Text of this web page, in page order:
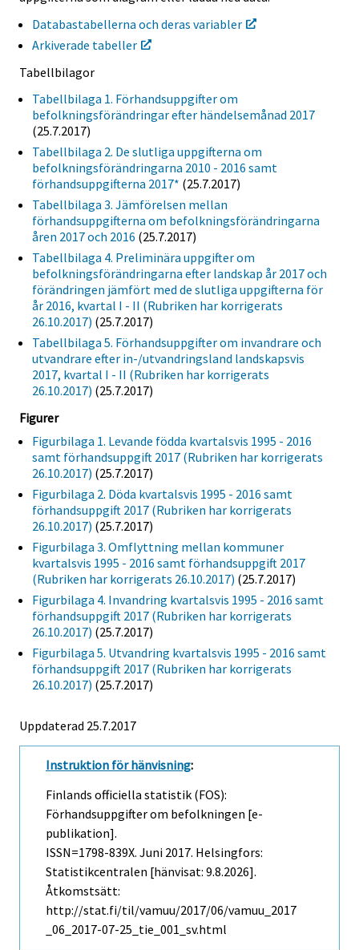
Databastabellerna och deras variabler
Arkiverade tabeller
Tabellbilagor
Tabellbilaga 1. Förhandsuppgifter om
befolkningsförändringar efter händelsemånad 2017
(25.7.2017)
Tabellbilaga 2. De slutliga uppgifterna om
befolkningsförändringarna 2010 - 2016 samt
förhandsuppgifterna 2017* (25.7.2017)
Tabellbilaga 3. Jämförelsen mellan
förhandsuppgifterna om befolkningsförändringarna
åren 2017 och 2016 (25.7.2017)
Tabellbilaga 4. Preliminära uppgifter om
befolkningsförändringarna efter landskap år 2017 och
förändringen jämfört med de slutliga uppgifterna för
år 2016, kvartal I - II (Rubriken har korrigerats
26.10.2017) (25.7.2017)
Tabellbilaga 5. Förhandsuppgifter om invandrare och
utvandrare efter in-/utvandringsland landskapsvis
2017, kvartal I - II (Rubriken har korrigerats
26.10.2017) (25.7.2017)
Figurer
Figurbilaga 1. Levande födda kvartalsvis 1995 - 2016
samt förhandsuppgift 2017 (Rubriken har korrigerats
26.10.2017) (25.7.2017)
Figurbilaga 2. Döda kvartalsvis 1995 - 2016 samt
förhandsuppgift 2017 (Rubriken har korrigerats
26.10.2017) (25.7.2017)
Figurbilaga 3. Omflyttning mellan kommuner
kvartalsvis 1995 - 2016 samt förhandsuppgift 2017
(Rubriken har korrigerats 26.10.2017) (25.7.2017)
Figurbilaga 4. Invandring kvartalsvis 1995 - 2016 samt
förhandsuppgift 2017 (Rubriken har korrigerats
26.10.2017) (25.7.2017)
Figurbilaga 5. Utvandring kvartalsvis 1995 - 2016 samt
förhandsuppgift 2017 (Rubriken har korrigerats
26.10.2017) (25.7.2017)
Uppdaterad 25.7.2017
Instruktion för hänvisning:
Finlands officiella statistik (FOS):
Förhandsuppgifter om befolkningen [e-
publikation].
ISSN=1798-839X. Juni 2017. Helsingfors:
Statistikcentralen [hänvisat: 9.8.2026].
Åtkomstsätt:
http://stat.fi/til/vamuu/2017/06/vamuu_2017
_06_2017-07-25_tie_001_sv.html